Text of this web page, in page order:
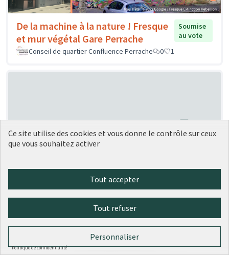
De la machine à la nature ! Fresque
et mur végétal Gare Perrache
Soumise
au vote
Conseil de quartier Confluence Perrache
0 1
Ce site utilise des cookies et vous donne le contrôle sur ceux
que vous souhaitez activer
Tout accepter
Tout refuser
Personnaliser
Politique de confidentialité